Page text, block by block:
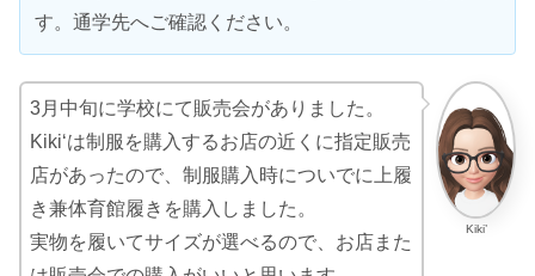
す。通学先へご確認ください。
Kiki’
3月中旬に学校にて販売会がありました。
Kiki‘は制服を購入するお店の近くに指定販売
店があったので、制服購入時についでに上履
き兼体育館履きを購入しました。
実物を履いてサイズが選べるので、お店また